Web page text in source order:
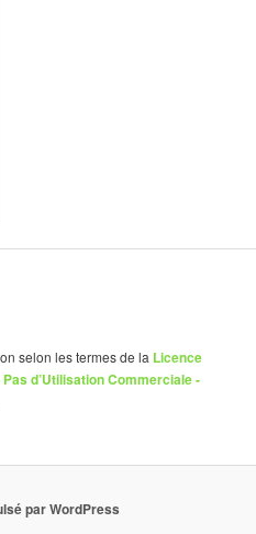
selon les termes de la Licence
d’Utilisation Commerciale -
par WordPress